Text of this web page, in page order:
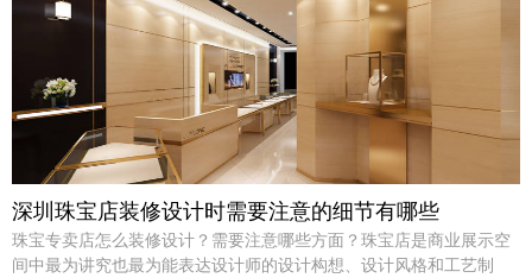
深圳珠宝店装修设计时需要注意的细节有哪些
珠宝专卖店怎么装修设计？需要注意哪些方面？珠宝店是商业展示空
间中最为讲究也最为能表达设计师的设计构想、设计风格和工艺制